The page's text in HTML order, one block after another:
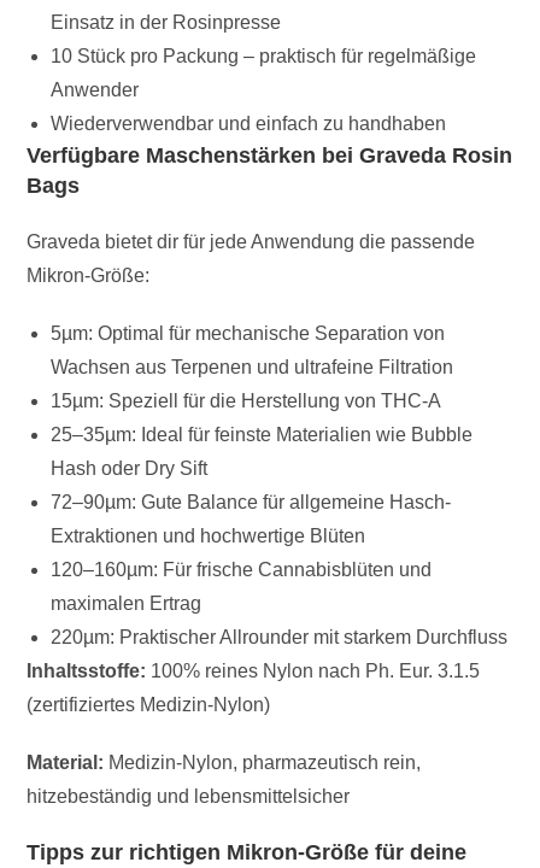
Einsatz in der Rosinpresse
10 Stück pro Packung – praktisch für regelmäßige
Anwender
Wiederverwendbar und einfach zu handhaben
Verfügbare Maschenstärken bei Graveda Rosin
Bags
Graveda bietet dir für jede Anwendung die passende
Mikron-Größe:
5µm: Optimal für mechanische Separation von
Wachsen aus Terpenen und ultrafeine Filtration
15µm: Speziell für die Herstellung von THC-A
25–35µm: Ideal für feinste Materialien wie Bubble
Hash oder Dry Sift
72–90µm: Gute Balance für allgemeine Hasch-
Extraktionen und hochwertige Blüten
120–160µm: Für frische Cannabisblüten und
maximalen Ertrag
220µm: Praktischer Allrounder mit starkem Durchfluss
Inhaltsstoffe: 100% reines Nylon nach Ph. Eur. 3.1.5
(zertifiziertes Medizin-Nylon)
Material: Medizin-Nylon, pharmazeutisch rein,
hitzebeständig und lebensmittelsicher
Tipps zur richtigen Mikron-Größe für deine